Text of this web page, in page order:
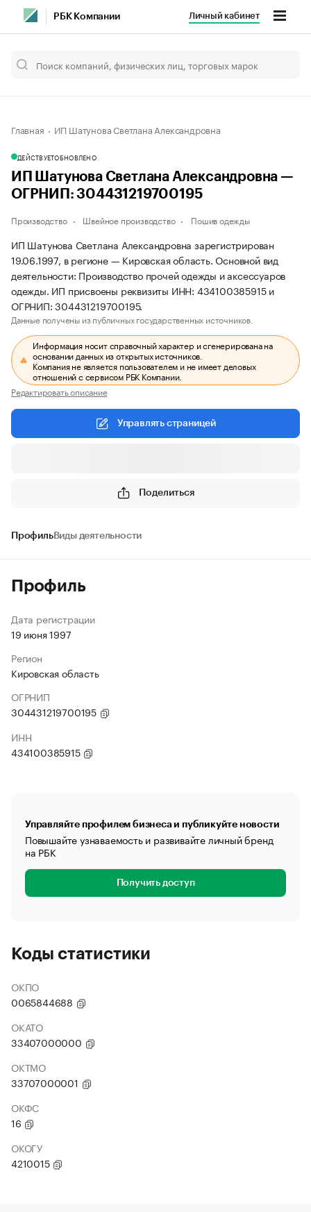
РБК Компании Личный кабинет
Главная ИП Шатунова Светлана Александровна
ДЕЙСТВУЕТОБНОВЛЕНО
ИП Шатунова Светлана Александровна —
ОГРНИП: 304431219700195
Производство Швейное производство Пошив одежды
ИП Шатунова Светлана Александровна зарегистрирован
19.06.1997, в регионе — Кировская область. Основной вид
деятельности: Производство прочей одежды и аксессуаров
одежды. ИП присвоены реквизиты ИНН: 434100385915 и
ОГРНИП: 304431219700195.
Данные получены из публичных государственных источников.
Информация носит справочный характер и сгенерирована на
основании данных из открытых источников.
Компания не является пользователем и не имеет деловых
отношений с сервисом РБК Компании.
Редактировать описание
Управлять страницей
Поделиться
ПрофильВиды деятельности
Профиль
Дата регистрации
19 июня 1997
Регион
Кировская область
ОГРНИП
304431219700195
ИНН
434100385915
Управляйте профилем бизнеса и публикуйте новости
Повышайте узнаваемость и развивайте личный бренд
на РБК
Получить доступ
Коды статистики
ОКПО
0065844688
ОКАТО
33407000000
ОКТМО
33707000001
ОКФС
16
ОКОГУ
4210015